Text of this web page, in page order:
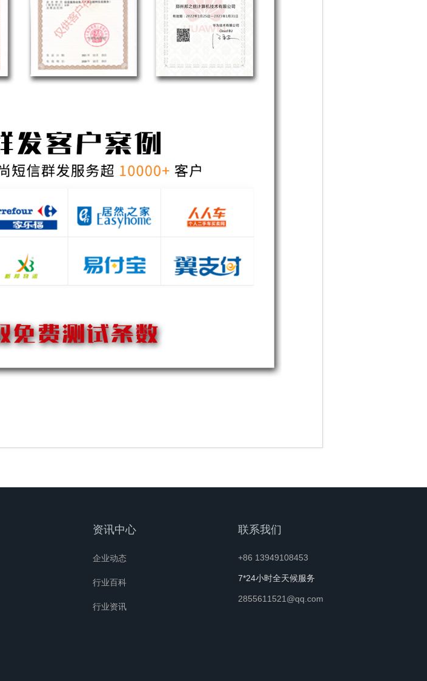
资讯中心
企业动态
行业百科
行业资讯
联系我们
+86 13949108453
7*24小时全天候服务
2855611521@qq.com